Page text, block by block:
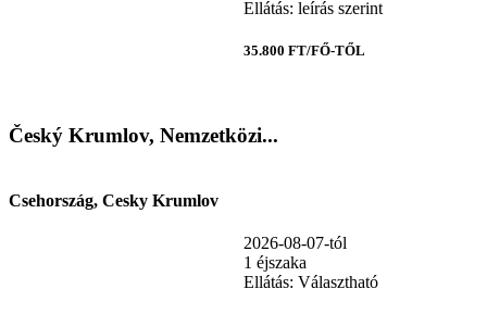
Ellátás: leírás szerint
35.800 FT/FŐ-TŐL
Český Krumlov, Nemzetközi...
Csehország, Cesky Krumlov
2026-08-07-tól
1 éjszaka
Ellátás: Választható